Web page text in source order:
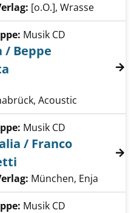
diesem Verfasser
[o.O.], Wrasse
von Serenata / Beppe
Musik CD
/ Beppe
Verfasser
Acoustic
von Grazia Italia / Franco
Musik CD
/ Franco
diesem Verfasser
München, Enja
Musik CD